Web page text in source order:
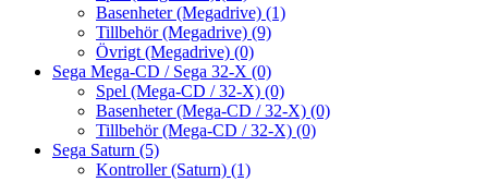
Basenheter (Megadrive) (1)
Tillbehör (Megadrive) (9)
Övrigt (Megadrive) (0)
Sega Mega-CD / Sega 32-X (0)
Spel (Mega-CD / 32-X) (0)
Basenheter (Mega-CD / 32-X) (0)
Tillbehör (Mega-CD / 32-X) (0)
Sega Saturn (5)
Kontroller (Saturn) (1)